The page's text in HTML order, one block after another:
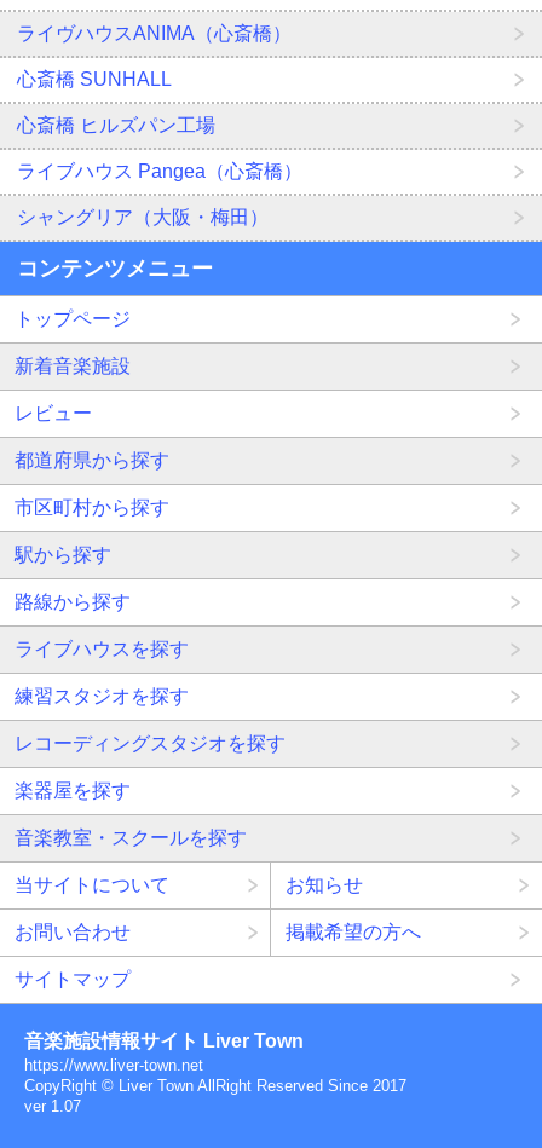
ライヴハウスANIMA（心斎橋）
心斎橋 SUNHALL
心斎橋 ヒルズパン工場
ライブハウス Pangea（心斎橋）
シャングリア（大阪・梅田）
コンテンツメニュー
トップページ
新着音楽施設
レビュー
都道府県から探す
市区町村から探す
駅から探す
路線から探す
ライブハウスを探す
練習スタジオを探す
レコーディングスタジオを探す
楽器屋を探す
音楽教室・スクールを探す
当サイトについて お知らせ
お問い合わせ 掲載希望の方へ
サイトマップ
音楽施設情報サイト Liver Town
https://www.liver-town.net
CopyRight © Liver Town AllRight Reserved Since 2017
ver 1.07